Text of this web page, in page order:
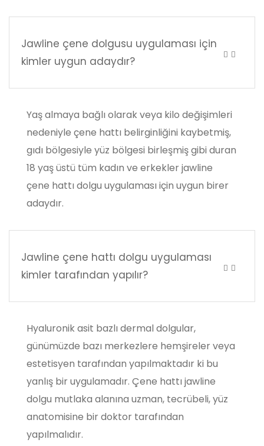
Jawline çene dolgusu uygulaması için
kimler uygun adaydır?
Yaş almaya bağlı olarak veya kilo değişimleri
nedeniyle çene hattı belirginliğini kaybetmiş,
gıdı bölgesiyle yüz bölgesi birleşmiş gibi duran
18 yaş üstü tüm kadın ve erkekler jawline
çene hattı dolgu uygulaması için uygun birer
adaydır.
Jawline çene hattı dolgu uygulaması
kimler tarafından yapılır?
Hyaluronik asit bazlı dermal dolgular,
günümüzde bazı merkezlere hemşireler veya
estetisyen tarafından yapılmaktadır ki bu
yanlış bir uygulamadır. Çene hattı jawline
dolgu mutlaka alanına uzman, tecrübeli, yüz
anatomisine bir doktor tarafından
yapılmalıdır.